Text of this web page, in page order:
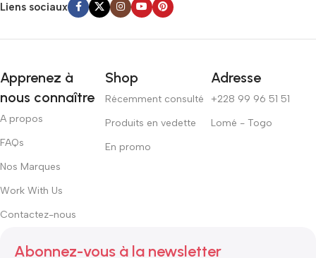
Liens sociaux
Apprenez à
nous connaître
A propos
FAQs
Nos Marques
Work With Us
Contactez-nous
Shop
Récemment consulté
Produits en vedette
En promo
Adresse
+228 99 96 51 51
Lomé - Togo
Abonnez-vous à la newsletter